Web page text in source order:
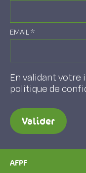
EMAIL*
En validant votre
politique de
Valider
AFPF